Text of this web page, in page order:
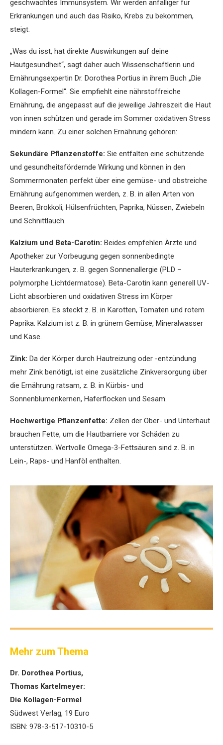
geschwächtes Immunsystem. Wir werden anfälliger für
Erkrankungen und auch das Risiko, Krebs zu bekommen,
steigt.
„Was du isst, hat direkte Auswirkungen auf deine
Hautgesundheit“, sagt daher auch Wissenschaftlerin und
Ernährungsexpertin Dr. Dorothea Portius in ihrem Buch „Die
Kollagen-Formel“. Sie empfiehlt eine nährstoffreiche
Ernährung, die angepasst auf die jeweilige Jahreszeit die Haut
von innen schützen und gerade im Sommer oxidativen Stress
mindern kann. Zu einer solchen Ernährung gehören:
Sekundäre Pflanzenstoffe: Sie entfalten eine schützende
und gesundheitsfördernde Wirkung und können in den
Sommermonaten perfekt über eine gemüse- und obstreiche
Ernährung aufgenommen werden, z. B. in allen Arten von
Beeren, Brokkoli, Hülsenfrüchten, Paprika, Nüssen, Zwiebeln
und Schnittlauch.
Kalzium und Beta-Carotin: Beides empfehlen Ärzte und
Apotheker zur Vorbeugung gegen sonnenbedingte
Hauterkrankungen, z. B. gegen Sonnenallergie (PLD –
polymorphe Lichtdermatose). Beta-Carotin kann generell UV-
Licht absorbieren und oxidativen Stress im Körper
absorbieren. Es steckt z. B. in Karotten, Tomaten und rotem
Paprika. Kalzium ist z. B. in grünem Gemüse, Mineralwasser
und Käse.
Zink: Da der Körper durch Hautreizung oder -entzündung
mehr Zink benötigt, ist eine zusätzliche Zinkversorgung über
die Ernährung ratsam, z. B. in Kürbis- und
Sonnenblumenkernen, Haferflocken und Sesam.
Hochwertige Pflanzenfette: Zellen der Ober- und Unterhaut
brauchen Fette, um die Hautbarriere vor Schäden zu
unterstützen. Wertvolle Omega-3-Fettsäuren sind z. B. in
Lein-, Raps- und Hanföl enthalten.
Mehr zum Thema
Dr. Dorothea Portius,
Thomas Kartelmeyer:
Die Kollagen-Formel
Südwest Verlag, 19 Euro
ISBN: 978-3-517-10310-5